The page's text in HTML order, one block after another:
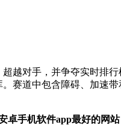
越对手，并争夺实时排
赛道中包含障碍、加速
卓手机软件app最好的网站